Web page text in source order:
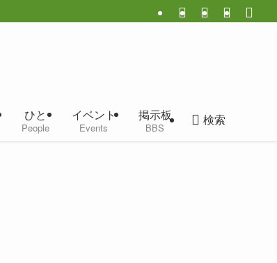
ひと
People
イベント
Events
掲示板
BBS
検索